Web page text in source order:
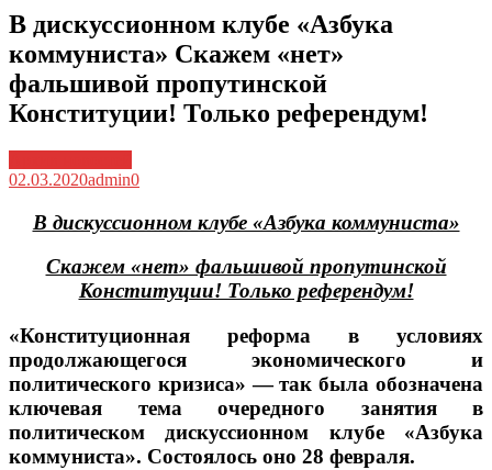
В дискуссионном клубе «Азбука
коммуниста» Скажем «нет»
фальшивой пропутинской
Конституции! Только референдум!
02.03.2020admin0
В дискуссионном клубе «Азбука коммуниста»
Скажем «нет» фальшивой пропутинской
Конституции! Только референдум!
«Конституционная реформа в условиях
продолжающегося экономического и
политического кризиса» — так была обозначена
ключевая тема очередного занятия в
политическом дискуссионном клубе «Азбука
коммуниста». Состоялось оно 28 февраля.